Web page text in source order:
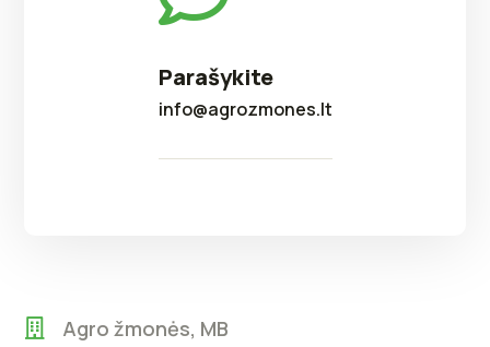
Parašykite
info@agrozmones.lt
Agro žmonės, MB